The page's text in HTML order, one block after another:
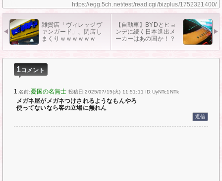
https://egg.5ch.net/test/read.cgi/bizplus/1752321400/
雑貨店「ヴィレッジヴ
ァンガード」、閉店し
まくりｗｗｗｗｗｗ
【自動車】BYDとヒョ
ンデに続く日本進出メ
ーカーはあの国か！？
1コメント
1.名前:憂国の名無士 投稿日:2025/07/15(火) 11:51:11 ID:UyNTc1NTk
メガネ屋がメガネつけされるようなもんやろ
使ってないなら客の立場に無れん
返信